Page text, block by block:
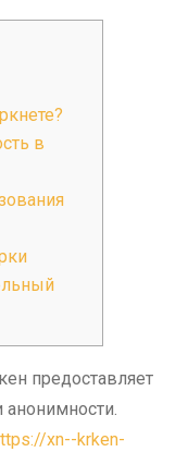
в
предоставляет
xn--krken-